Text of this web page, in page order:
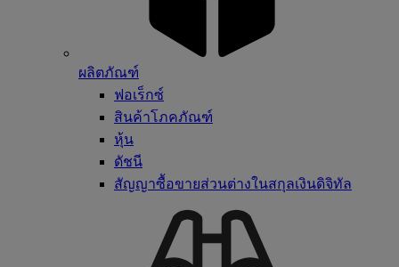
ผลิตภัณฑ์
ฟอเร็กซ์
สินค้าโภคภัณฑ์
หุ้น
ดัชนี
สัญญาซื้อขายส่วนต่างในสกุลเงินดิจิทัล